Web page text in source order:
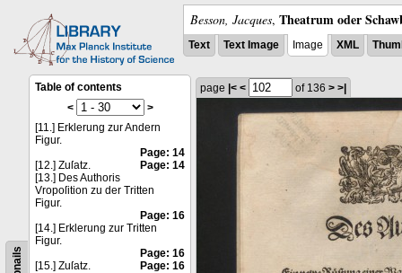
Besson, Jacques, Theatrum oder
Text Text Image Image XML
Table of contents
<
>
[11.] Erklerung zur Andern
Figur.
Page: 14
[12.] Zuſatz.
Page: 14
[13.] Des Authoris
Vropoſition zu der Tritten
Figur.
Page: 16
[14.] Erklerung zur Tritten
Figur.
Page: 16
[15.] Zuſatz.
Page: 16
page |< < of 136 > >|